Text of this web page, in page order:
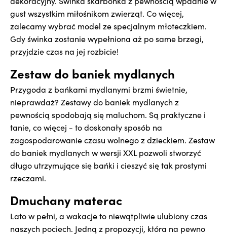
gust wszystkim miłośnikom zwierząt. Co więcej,
zalecamy wybrać model ze specjalnym młoteczkiem.
Gdy świnka zostanie wypełniona aż po same brzegi,
przyjdzie czas na jej rozbicie!
Zestaw do baniek mydlanych
Przygoda z bańkami mydlanymi brzmi świetnie,
nieprawdaż? Zestawy do baniek mydlanych z
pewnością spodobają się maluchom. Są praktyczne i
tanie, co więcej - to doskonały sposób na
zagospodarowanie czasu wolnego z dzieckiem. Zestaw
do baniek mydlanych w wersji XXL pozwoli stworzyć
długo utrzymujące się bańki i cieszyć się tak prostymi
rzeczami.
Dmuchany materac
Lato w pełni, a wakacje to niewątpliwie ulubiony czas
naszych pociech. Jedną z propozycji, która na pewno